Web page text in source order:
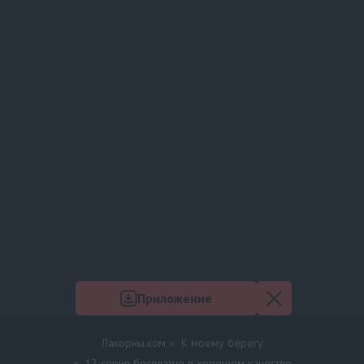
Лакорны.ком
К моему берегу
Приложение